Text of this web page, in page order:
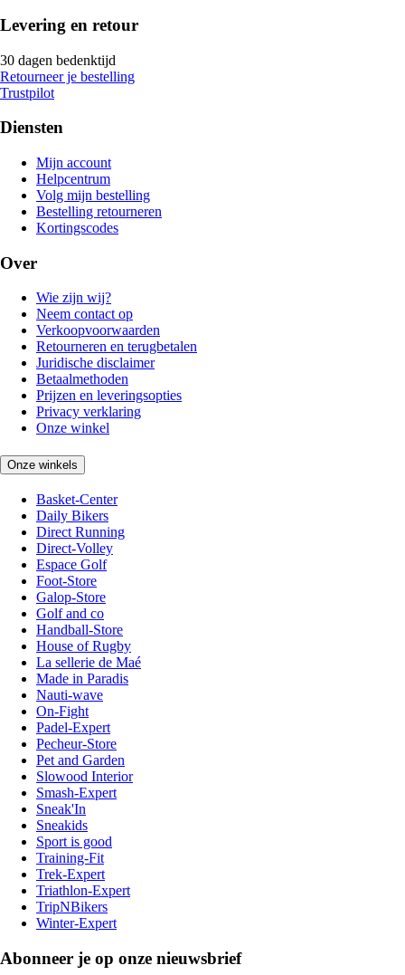
Levering en retour
30 dagen bedenktijd
Retourneer je bestelling
Trustpilot
Diensten
Mijn account
Helpcentrum
Volg mijn bestelling
Bestelling retourneren
Kortingscodes
Over
Wie zijn wij?
Neem contact op
Verkoopvoorwaarden
Retourneren en terugbetalen
Juridische disclaimer
Betaalmethoden
Prijzen en leveringsopties
Privacy verklaring
Onze winkel
Onze winkels
Basket-Center
Daily Bikers
Direct Running
Direct-Volley
Espace Golf
Foot-Store
Galop-Store
Golf and co
Handball-Store
House of Rugby
La sellerie de Maé
Made in Paradis
Nauti-wave
On-Fight
Padel-Expert
Pecheur-Store
Pet and Garden
Slowood Interior
Smash-Expert
Sneak'In
Sneakids
Sport is good
Training-Fit
Trek-Expert
Triathlon-Expert
TripNBikers
Winter-Expert
Abonneer je op onze nieuwsbrief